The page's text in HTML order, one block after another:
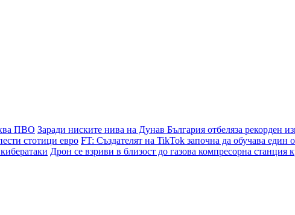
ПВО Заради ниските нива на Дунав България отбеляза рекорден
стотици евро FT: Създателят на TikTok започна да обучава
Дрон се взриви в близост до газова компресорна станция